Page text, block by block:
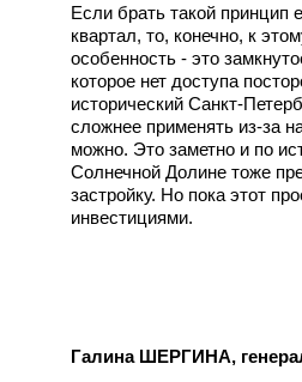
Если брать такой принцип
квартал, то, конечно, к
особенность - это
которое нет доступа
исторический Санкт-
сложнее применять из-за
можно. Это заметно и по
Солнечной Долине тоже
застройку. Но пока этот
инвестициями.
Галина ШЕРГИНА,